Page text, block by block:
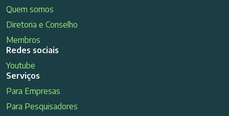
Quem somos
Diretoria e Conselho
Membros
Redes sociais
Youtube
Serviços
Para Empresas
Para Pesquisadores